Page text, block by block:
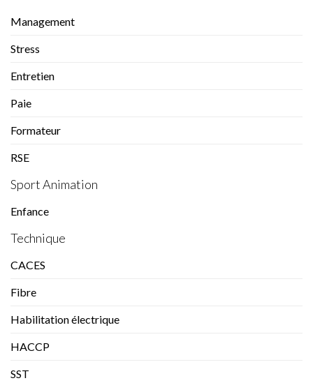
Management
Stress
Entretien
Paie
Formateur
RSE
Sport Animation
Enfance
Technique
CACES
Fibre
Habilitation électrique
HACCP
SST